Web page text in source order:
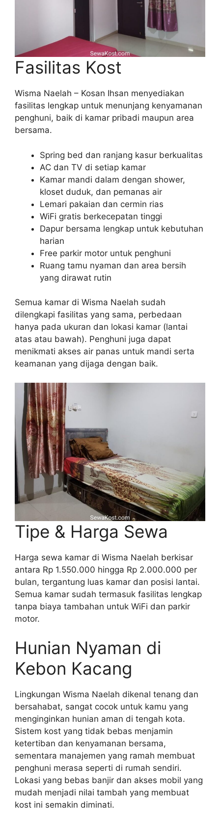
Fasilitas Kost
Wisma Naelah – Kosan Ihsan menyediakan
fasilitas lengkap untuk menunjang kenyamanan
penghuni, baik di kamar pribadi maupun area
bersama.
Spring bed dan ranjang kasur berkualitas
AC dan TV di setiap kamar
Kamar mandi dalam dengan shower,
kloset duduk, dan pemanas air
Lemari pakaian dan cermin rias
WiFi gratis berkecepatan tinggi
Dapur bersama lengkap untuk kebutuhan
harian
Free parkir motor untuk penghuni
Ruang tamu nyaman dan area bersih
yang dirawat rutin
Semua kamar di Wisma Naelah sudah
dilengkapi fasilitas yang sama, perbedaan
hanya pada ukuran dan lokasi kamar (lantai
atas atau bawah). Penghuni juga dapat
menikmati akses air panas untuk mandi serta
keamanan yang dijaga dengan baik.
Tipe & Harga Sewa
Harga sewa kamar di Wisma Naelah berkisar
antara Rp 1.550.000 hingga Rp 2.000.000 per
bulan, tergantung luas kamar dan posisi lantai.
Semua kamar sudah termasuk fasilitas lengkap
tanpa biaya tambahan untuk WiFi dan parkir
motor.
Hunian Nyaman di
Kebon Kacang
Lingkungan Wisma Naelah dikenal tenang dan
bersahabat, sangat cocok untuk kamu yang
menginginkan hunian aman di tengah kota.
Sistem kost yang tidak bebas menjamin
ketertiban dan kenyamanan bersama,
sementara manajemen yang ramah membuat
penghuni merasa seperti di rumah sendiri.
Lokasi yang bebas banjir dan akses mobil yang
mudah menjadi nilai tambah yang membuat
kost ini semakin diminati.